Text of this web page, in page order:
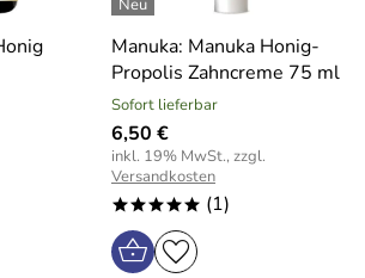
Manuka: Manuka Honig-
Propolis Zahncreme 75 ml
Sofort lieferbar
6,50 €
inkl. 19% MwSt., zzgl.
Versandkosten
***** (1)